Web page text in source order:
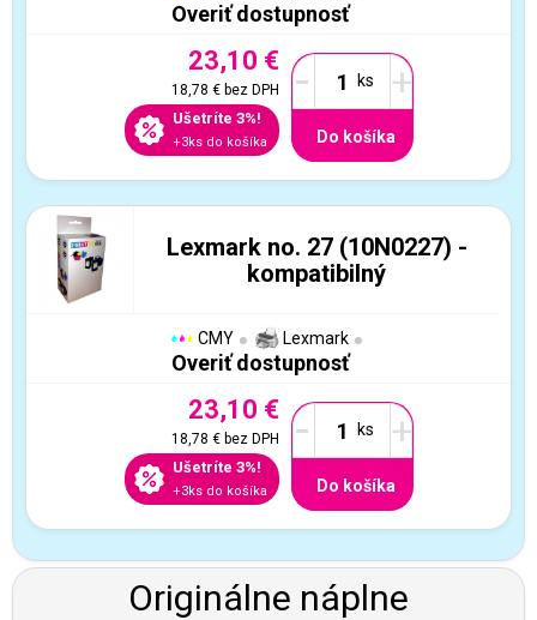
Overiť dostupnosť
23,10 €
18,78 €bez DPH
Ušetríte 3%!
+3ks do košíka
- +
Do košíka
Lexmark no. 27 (10N0227) -
kompatibilný
CMY Lexmark
Overiť dostupnosť
23,10 €
18,78 €bez DPH
Ušetríte 3%!
+3ks do košíka
- +
Do košíka
Originálne náplne